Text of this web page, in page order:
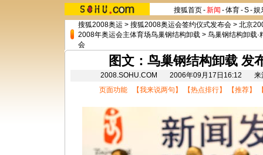
搜狐首页-新闻 -体育-S-娱
搜狐2008奥运 > 搜狐2008奥运会签约仪式发布会 > 北京
2008年奥运会主体育场鸟巢钢结构卸载 > 鸟巢钢结构卸载·
会
图文：鸟巢钢结构卸载 发
2008.SOHU.COM 2006年09月17日16:12 来
页面功能 【我来说两句 】 【热点排行】 【推荐】